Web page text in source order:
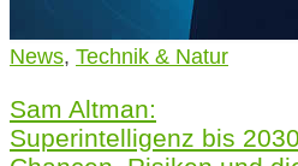
News, Technik & Natur
Sam Altman:
Superintelligenz bis